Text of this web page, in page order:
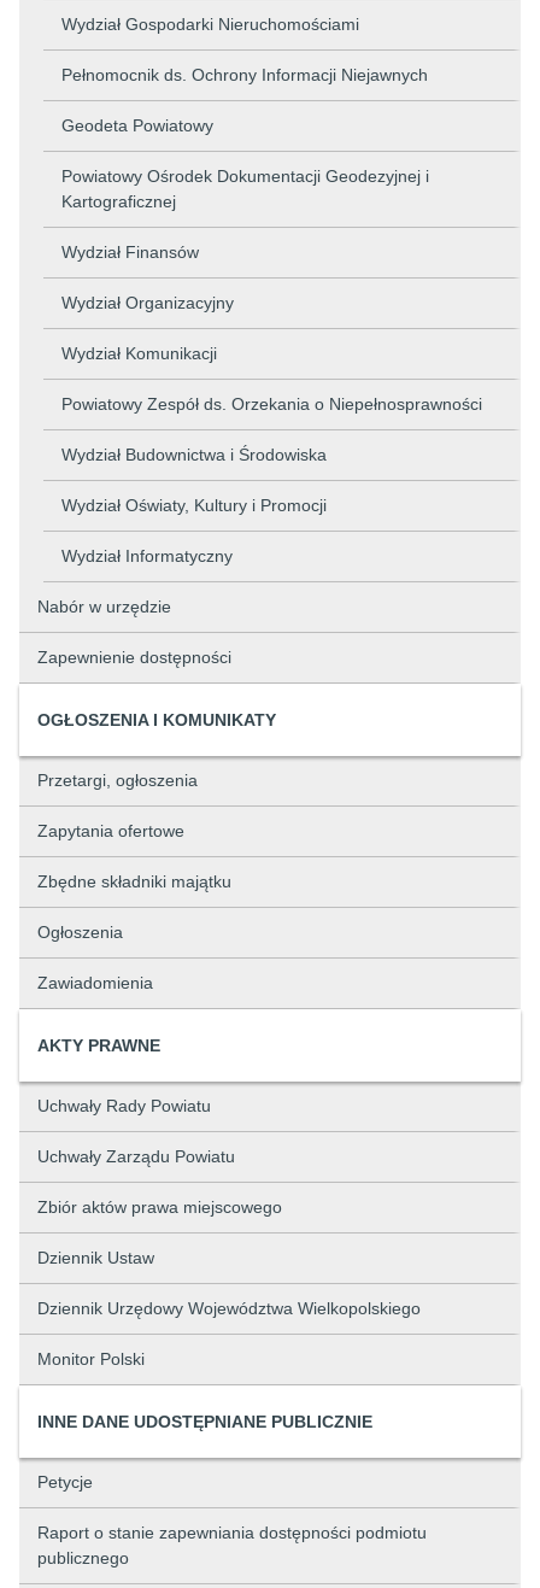
Wydział Gospodarki Nieruchomościami
Pełnomocnik ds. Ochrony Informacji Niejawnych
Geodeta Powiatowy
Powiatowy Ośrodek Dokumentacji Geodezyjnej i
Kartograficznej
Wydział Finansów
Wydział Organizacyjny
Wydział Komunikacji
Powiatowy Zespół ds. Orzekania o Niepełnosprawności
Wydział Budownictwa i Środowiska
Wydział Oświaty, Kultury i Promocji
Wydział Informatyczny
Nabór w urzędzie
Zapewnienie dostępności
OGŁOSZENIA I KOMUNIKATY
Przetargi, ogłoszenia
Zapytania ofertowe
Zbędne składniki majątku
Ogłoszenia
Zawiadomienia
AKTY PRAWNE
Uchwały Rady Powiatu
Uchwały Zarządu Powiatu
Zbiór aktów prawa miejscowego
Dziennik Ustaw
Dziennik Urzędowy Województwa Wielkopolskiego
Monitor Polski
INNE DANE UDOSTĘPNIANE PUBLICZNIE
Petycje
Raport o stanie zapewniania dostępności podmiotu
publicznego